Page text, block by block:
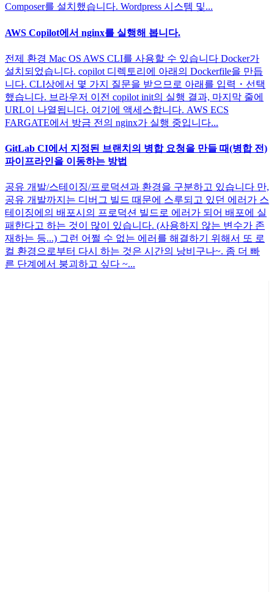
Composer를 설치했습니다. Wordpress 시스템 및...
AWS Copilot에서 nginx를 실행해 봅니다.
전제 환경 Mac OS AWS CLI를 사용할 수 있습니다 Docker가
설치되었습니다. copilot 디렉토리에 아래의 Dockerfile을 만듭
니다. CLI상에서 몇 가지 질문을 받으므로 아래를 입력・선택
했습니다. 브라우저 이전 copilot init의 실행 결과, 마지막 줄에
URL이 나열됩니다. 여기에 액세스합니다. AWS ECS
FARGATE에서 방금 전의 nginx가 실행 중입니다...
GitLab CI에서 지정된 브랜치의 병합 요청을 만들 때(병합 전)
파이프라인을 이동하는 방법
공유 개발/스테이징/프로덕션과 환경을 구분하고 있습니다 만,
공유 개발까지는 디버그 빌드 때문에 스루되고 있던 에러가 스
테이징에의 배포시의 프로덕션 빌드로 에러가 되어 배포에 실
패한다고 하는 것이 많이 있습니다. (사용하지 않는 변수가 존
재하는 등...) 그런 어쩔 수 없는 에러를 해결하기 위해서 또 로
컬 환경으로부터 다시 하는 것은 시간의 낭비구나~. 좀 더 빠
른 단계에서 붕괴하고 싶다 ~...